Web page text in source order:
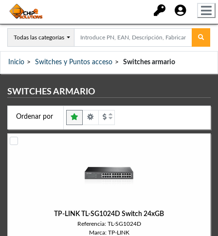
Todas las categorías
Inicio Switches y Puntos acceso Switches armario
SWITCHES ARMARIO
Ordenar por
TP-LINK TL-SG1024D Switch 24xGB
Referencia: TL-SG1024D
Marca: TP-LINK